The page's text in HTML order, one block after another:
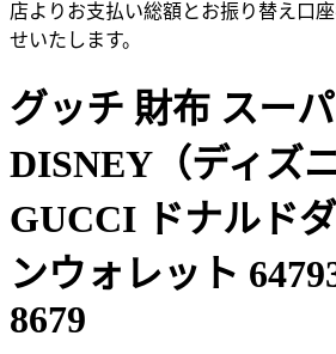
店よりお支払い総額とお振り替え口
せいたします。
グッチ 財布 スー
DISNEY（ディズ
GUCCI ドナルド
ンウォレット
8679